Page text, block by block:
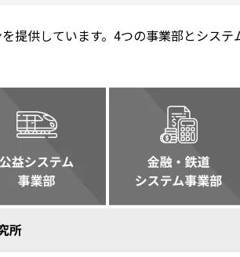
提供しています。4つの事業部とシス